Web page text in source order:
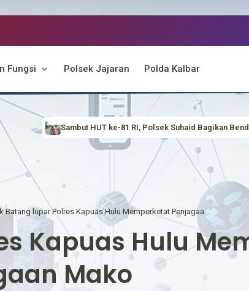
Fungsi Polsek Jajaran Polda Kalbar
ke-81 RI, Polsek Suhaid Bagikan Bendera Merah Putih kepada
Polsek Batang lupar Polres Kapuas Hulu Memperketat Penjagaan Mako
Kapuas Hulu
Mako